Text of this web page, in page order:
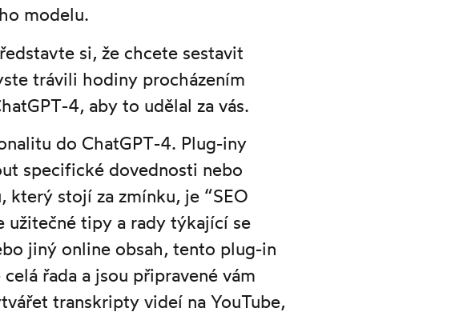
modelu.
si, že chcete sestavit
trávili hodiny procházením
4, aby to udělal za vás.
do ChatGPT-4. Plug-iny
specifické dovednosti nebo
stojí za zmínku, je “SEO
užitečné tipy a rady týkající se
jiný online obsah, tento plug-in
řada a jsou připravené vám
transkripty videí na YouTube,